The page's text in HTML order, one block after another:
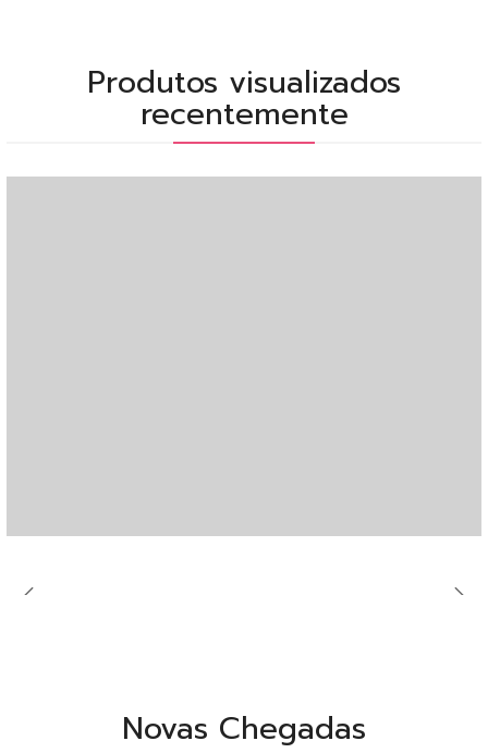
Produtos visualizados
recentemente
Novas Chegadas